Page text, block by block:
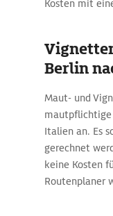
Kosten mit
Berlin
Maut- und
mautpflichtige
Italien an. Es
gerechnet
keine Kosten
Routenplaner